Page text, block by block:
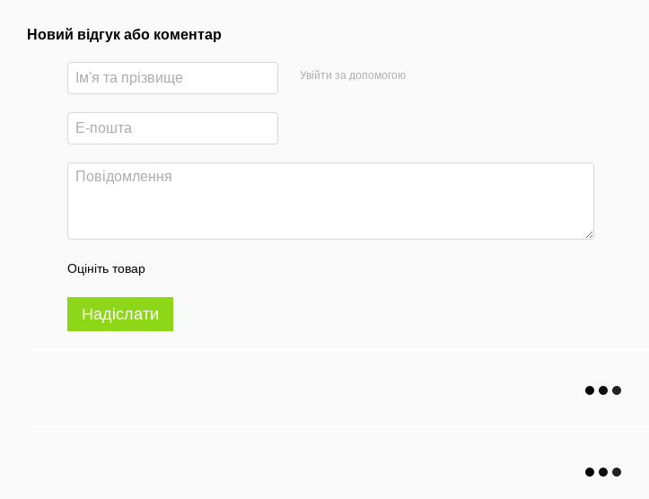
Новий відгук або коментар
Увійти за допомогою
Оцініть товар
Надіслати